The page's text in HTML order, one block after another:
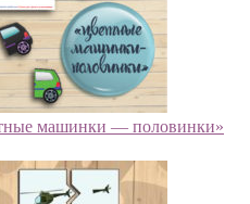
машинки — половинки»